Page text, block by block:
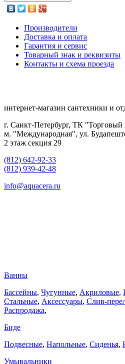
Производители
Доставка и оплата
Гарантия и сервис
Товарный знак и реквизиты
Контакты и схема проезда
интернет-магазин сантехники и
г. Санкт-Петербург, ТК "Торговый
м. "Международная", ул.
2 этаж секция 29
(812) 642-92-33
(812) 939-42-48
info@aquacera.ru
Ванны
Бассейны, Чугунные, Акриловые,
Стальные, Аксессуары, Слив-
Распродажа,
Биде
Подвесные, Напольные, Сиденья,
Умывальники